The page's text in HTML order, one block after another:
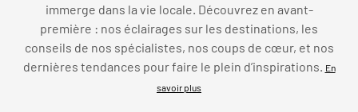
immerge dans la vie locale. Découvrez en avant-
première : nos éclairages sur les destinations, les
conseils de nos spécialistes, nos coups de cœur, et nos
dernières tendances pour faire le plein d’inspirations.
En
savoir plus